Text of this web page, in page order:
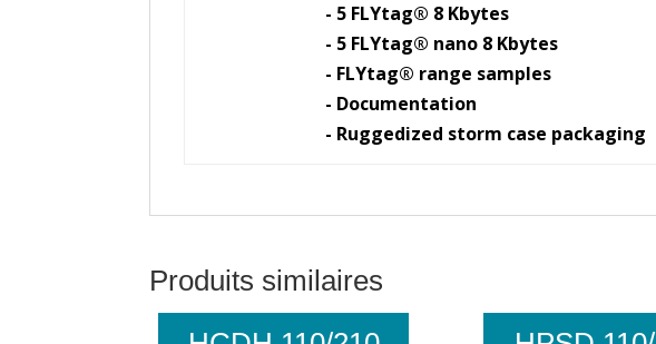
- 5 FLYtag® 8 Kbytes
- 5 FLYtag® nano 8 Kbytes
- FLYtag® range samples
- Documentation
- Ruggedized storm case packaging
Produits similaires